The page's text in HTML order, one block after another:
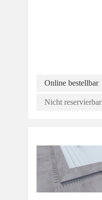
Online bestellbar
Nicht reservierbar